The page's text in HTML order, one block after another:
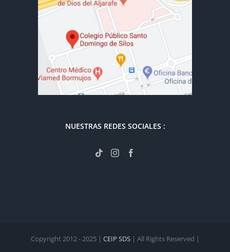
NUESTRAS REDES SOCIALES :
Copyright 2012 - 2025 | CEIP SDS| All Rights Reserved |